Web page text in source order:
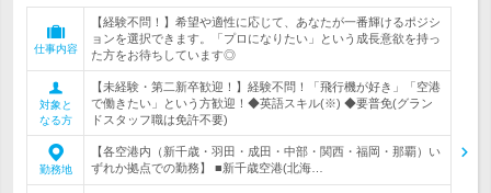
仕事内容
【経験不問！】希望や適性に応じて、あなたが一番輝けるポジシ
ョンを選択できます。「プロになりたい」という成長意欲を持っ
た方をお待ちしています◎
対象と
なる方
【未経験・第二新卒歓迎！】経験不問！「飛行機が好き」「空港
で働きたい」という方歓迎！◆英語スキル(※) ◆要普免(グラン
ドスタッフ職は免許不要)
勤務地
【各空港内（新千歳・羽田・成田・中部・関西・福岡・那覇）い
ずれか拠点での勤務】 ■新千歳空港(北海…